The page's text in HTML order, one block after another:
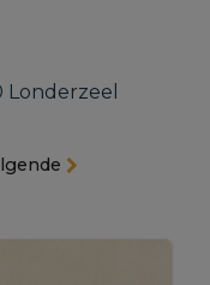
Londerzeel